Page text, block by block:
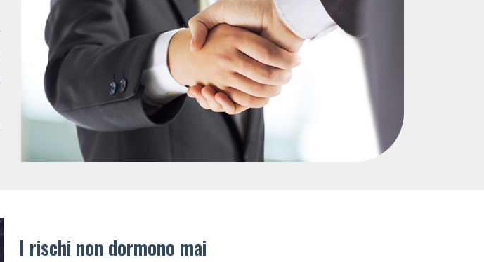
I rischi non dormono mai